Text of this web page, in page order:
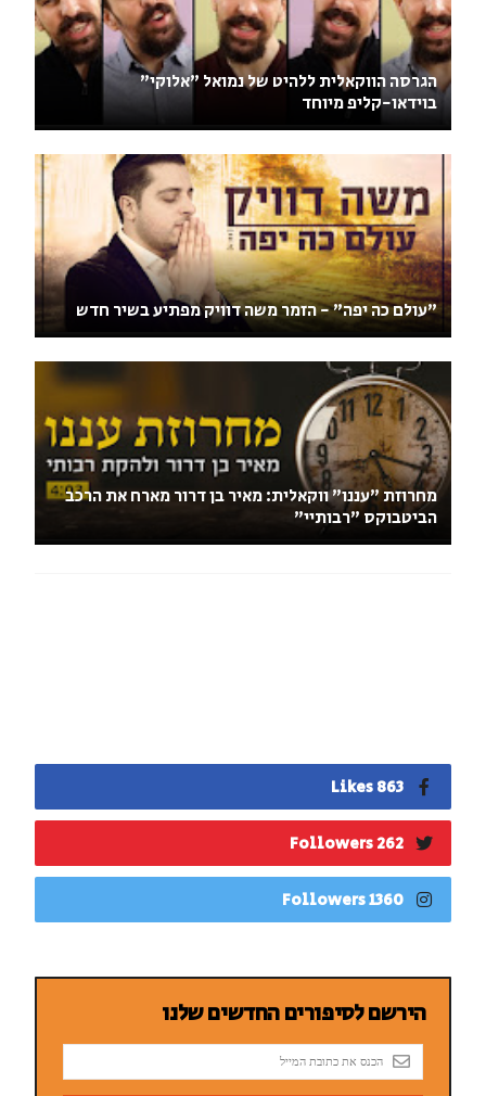
הגרסה הווקאלית ללהיט של נמואל "אלוקי"
בוידאו-קליפ מיוחד
"עולם כה יפה" - הזמר משה דוויק מפתיע בשיר חדש
מחרוזת "עננו" ווקאלית: מאיר בן דרור מארח את הרכב
הביטבוקס "רבותיי"
863 Likes
262 Followers
1360 Followers